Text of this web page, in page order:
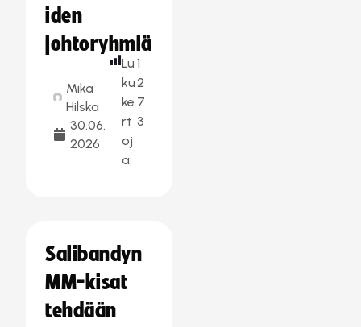
iden
johtoryhmiä
Mika
Hilska
30.06.
2026
Lu
ku
ke
rt
oj
a:
1
2
7
3
Salibandyn
MM-kisat
tehdään